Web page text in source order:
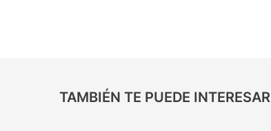
TAMBIÉN TE PUEDE INTERESAR